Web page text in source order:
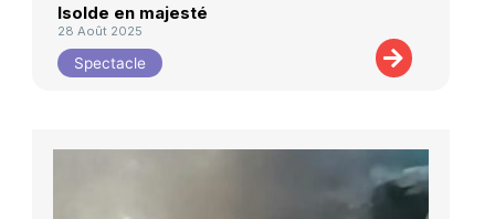
Isolde en majesté
28 Août 2025
Spectacle